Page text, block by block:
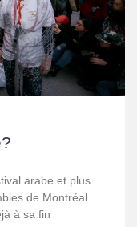
arabe et plus
de Montréal
à sa fin